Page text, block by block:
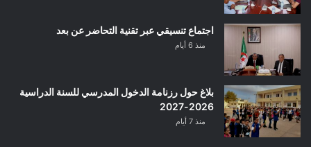
اجتماع تنسيقي عبر تقنية التحاضر عن بعد
منذ 6 أيام
بلاغ حول رزنامة الدخول المدرسي للسنة الدراسية
2026-2027
منذ 7 أيام